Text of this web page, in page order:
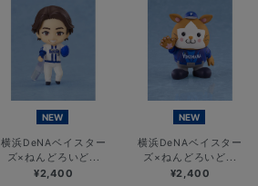
NEW
横浜DeNAベイスター
ズ×ねんどろいど...
¥2,400
NEW
横浜DeNAベイスター
ズ×ねんどろいど...
¥2,400